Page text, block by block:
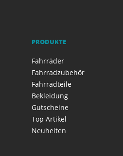
PRODUKTE
Fahrräder
Fahrradzubehör
Fahrradteile
Bekleidung
Gutscheine
Top Artikel
Neuheiten